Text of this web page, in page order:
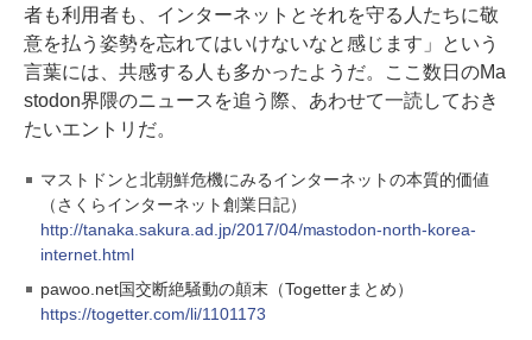
者も利用者も、インターネットとそれを守る人たちに敬
意を払う姿勢を忘れてはいけないなと感じます」という
言葉には、共感する人も多かったようだ。ここ数日のMa
stodon界隈のニュースを追う際、あわせて一読しておき
たいエントリだ。
マストドンと北朝鮮危機にみるインターネットの本質的価値
（さくらインターネット創業日記）
http://tanaka.sakura.ad.jp/2017/04/mastodon-north-korea-
internet.html
pawoo.net国交断絶騒動の顛末（Togetterまとめ）
https://togetter.com/li/1101173